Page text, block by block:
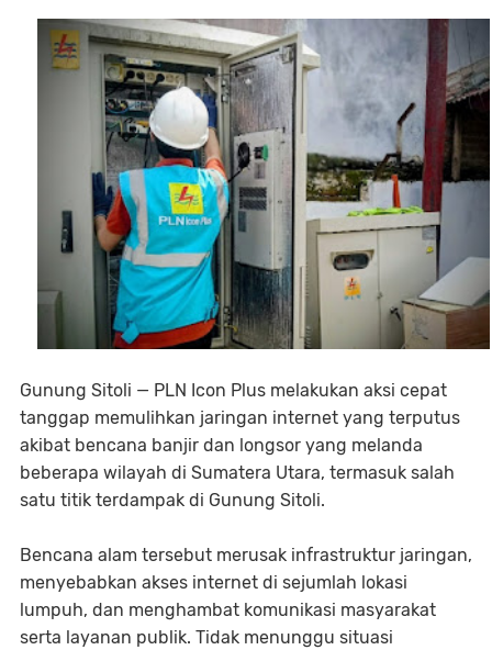
Gunung Sitoli — PLN Icon Plus melakukan aksi cepat
tanggap memulihkan jaringan internet yang terputus
akibat bencana banjir dan longsor yang melanda
beberapa wilayah di Sumatera Utara, termasuk salah
satu titik terdampak di Gunung Sitoli.
Bencana alam tersebut merusak infrastruktur jaringan,
menyebabkan akses internet di sejumlah lokasi
lumpuh, dan menghambat komunikasi masyarakat
serta layanan publik. Tidak menunggu situasi